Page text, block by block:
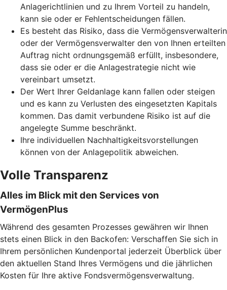
Anlagerichtlinien und zu Ihrem Vorteil zu handeln,
kann sie oder er Fehlentscheidungen fällen.
Es besteht das Risiko, dass die Vermögensverwalterin
oder der Vermögensverwalter den von Ihnen erteilten
Auftrag nicht ordnungsgemäß erfüllt, insbesondere,
dass sie oder er die Anlagestrategie nicht wie
vereinbart umsetzt.
Der Wert Ihrer Geldanlage kann fallen oder steigen
und es kann zu Verlusten des eingesetzten Kapitals
kommen. Das damit verbundene Risiko ist auf die
angelegte Summe beschränkt.
Ihre individuellen Nachhaltigkeitsvorstellungen
können von der Anlagepolitik abweichen.
Volle Transparenz
Alles im Blick mit den Services von
VermögenPlus
Während des gesamten Prozesses gewähren wir Ihnen
stets einen Blick in den Backofen: Verschaffen Sie sich in
Ihrem persönlichen Kundenportal jederzeit Überblick über
den aktuellen Stand Ihres Vermögens und die jährlichen
Kosten für Ihre aktive Fondsvermögensverwaltung.